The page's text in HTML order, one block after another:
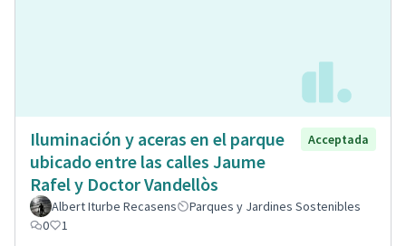
Iluminación y aceras en el parque
ubicado entre las calles Jaume
Rafel y Doctor Vandellòs
Acceptada
Albert Iturbe Recasens
Parques y Jardines Sostenibles
0
1